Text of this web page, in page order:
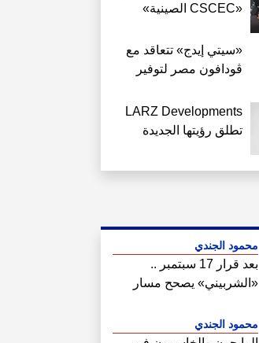
«CSCEC الصينية»
بالعاصمة الجديدة بمعايير
عالمية
«سيتي إيدج» تتعاقد مع
ڤودافون مصر لتوفير
«داون تاون» العلمين
الجديدة
LARZ Developments
تطلق رؤيتها الجديدة
للتطوير العقاري في مصر
محمود الجندي
بعد قرار 17 سبتمبر ..
«الشربيني» يصحح مسار
محمود الجندي